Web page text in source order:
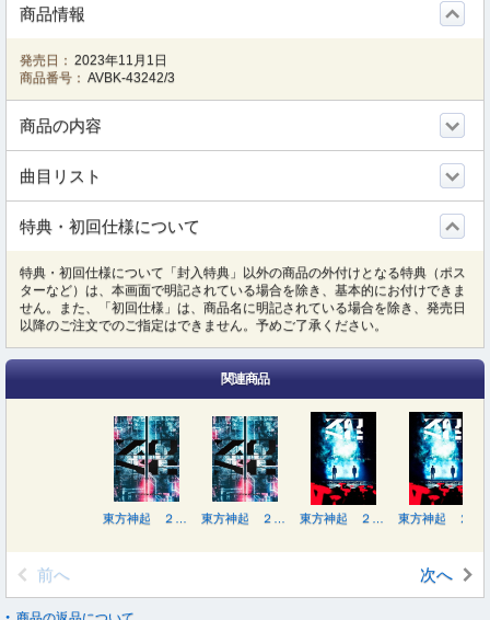
商品情報
発売日： 2023年11月1日
商品番号： AVBK-43242/3
商品の内容
曲目リスト
特典・初回仕様について
特典・初回仕様について「封入特典」以外の商品の外付けとなる特典（ポス
ターなど）は、本画面で明記されている場合を除き、基本的にお付けできま
せん。また、「初回仕様」は、商品名に明記されている場合を除き、発売日
以降のご注文でのご指定はできません。予めご了承ください。
関連商品
前へ 次へ